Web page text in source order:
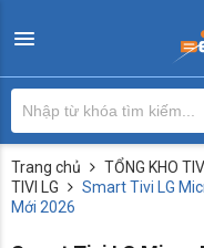
Trang chủ TỔNG KHO
TIVI LG
Smart Tivi LG
Mới 2026